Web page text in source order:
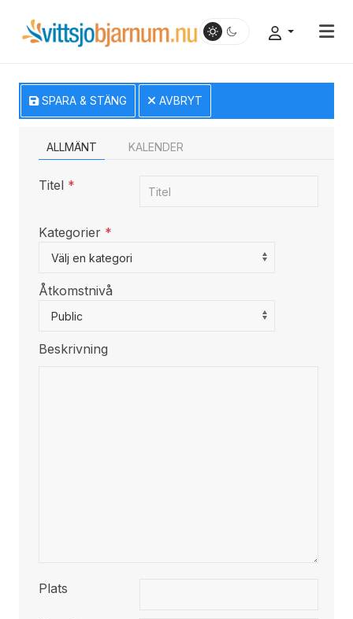
SPARA & STÄNG AVBRYT
ALLMÄNT KALENDER
Titel *
Kategorier *
Select a Category to filter list
Välj en kategori
Åtkomstnivå
Public
Beskrivning
Plats